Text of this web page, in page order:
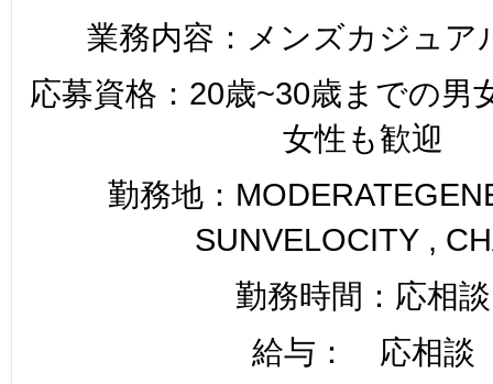
業務内容：メンズカジュア
応募資格：20歳~30歳までの
女性も歓迎
勤務地：
SUNVELOCITY ,
勤務時間：応相談
給与： 応相談